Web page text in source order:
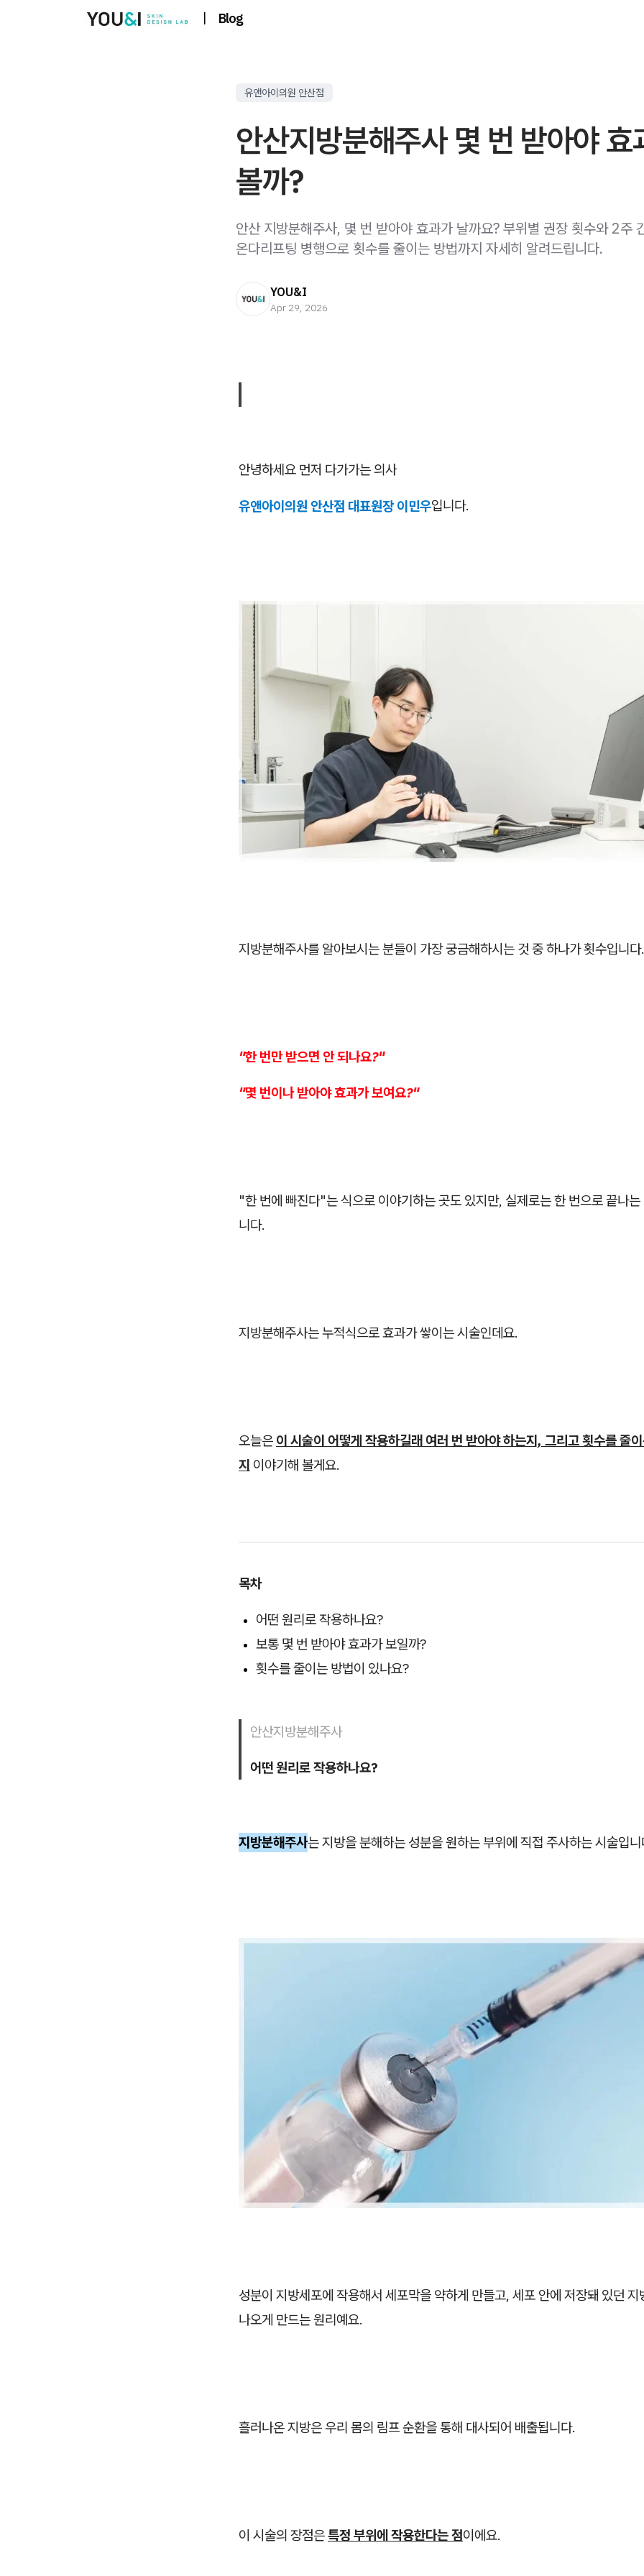
| Blog
유앤아이의원 안산점
안산지방분해주사 몇 번 받아야 효
볼까?
안산 지방분해주사, 몇 번 받아야 효과가 날까요? 부위별 권장 횟수와 2주
온다리프팅 병행으로 횟수를 줄이는 방법까지 자세히 알려드립니다.
YOU&I
Apr 29, 2026
안녕하세요 먼저 다가가는 의사
유앤아이의원 안산점 대표원장 이민우입니다.
지방분해주사를 알아보시는 분들이 가장 궁금해하시는 것 중 하나가 횟수입니다.
"한 번만 받으면 안 되나요?"
"몇 번이나 받아야 효과가 보여요?"
"한 번에 빠진다"는 식으로 이야기하는 곳도 있지만, 실제로는 한 번으로 끝나
니다.
지방분해주사는 누적식으로 효과가 쌓이는 시술인데요.
오늘은 이 시술이 어떻게 작용하길래 여러 번 받아야 하는지, 그리고 횟수를 줄
지 이야기해 볼게요.
목차
어떤 원리로 작용하나요?
보통 몇 번 받아야 효과가 보일까?
횟수를 줄이는 방법이 있나요?
안산지방분해주사
어떤 원리로 작용하나요?
지방분해주사는 지방을 분해하는 성분을 원하는 부위에 직접 주사하는 시술입
성분이 지방세포에 작용해서 세포막을 약하게 만들고, 세포 안에 저장돼 있던 지
나오게 만드는 원리예요.
흘러나온 지방은 우리 몸의 림프 순환을 통해 대사되어 배출됩니다.
이 시술의 장점은특정 부위에 작용한다는 점이에요.